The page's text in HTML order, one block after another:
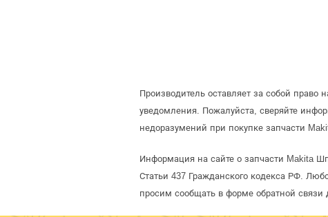
Производитель оставляет за собой
уведомления. Пожалуйста, сверяйте
недоразумений при покупке запчасти
Информация на сайте о запчасти Makita
Статьи 437 Гражданского кодекса РФ.
просим сообщать в форме обратной связи